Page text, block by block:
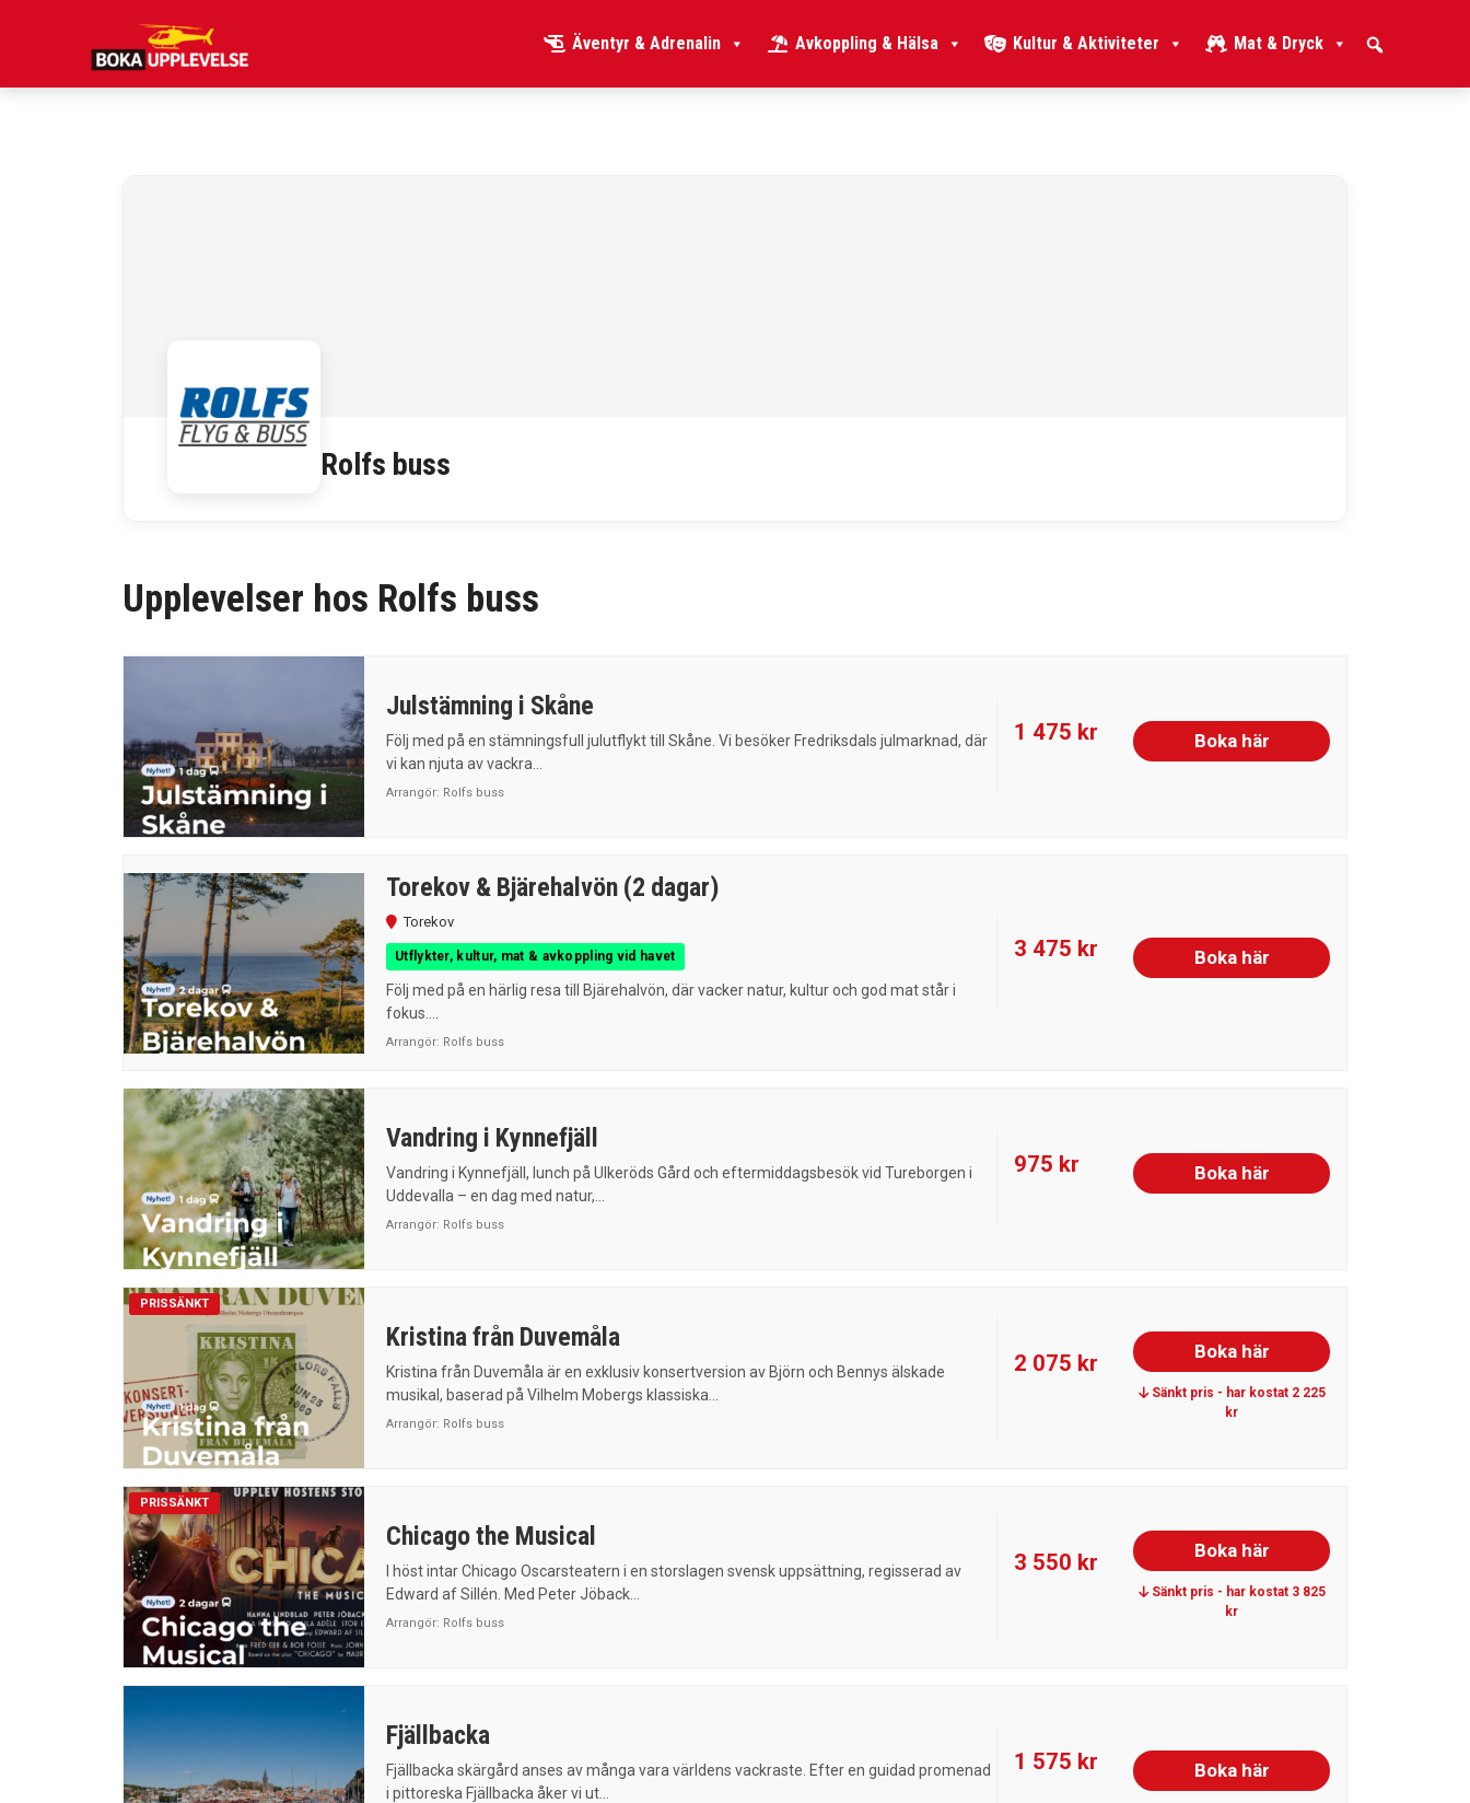
Äventyr & Adrenalin Avkoppling & Hälsa Kultur & Aktiviteter Mat & Dryck
Rolfs buss
Upplevelser hos Rolfs buss
Julstämning i Skåne
Följ med på en stämningsfull julutflykt till Skåne. Vi besöker Fredriksdals julmarknad, där
vi kan njuta av vackra...
Arrangör: Rolfs buss
1 475 kr Boka här
Torekov & Bjärehalvön (2 dagar)
Torekov
Utflykter, kultur, mat & avkoppling vid havet
Följ med på en härlig resa till Bjärehalvön, där vacker natur, kultur och god mat står i
fokus....
Arrangör: Rolfs buss
3 475 kr Boka här
Vandring i Kynnefjäll
Vandring i Kynnefjäll, lunch på Ulkeröds Gård och eftermiddagsbesök vid Tureborgen i
Uddevalla – en dag med natur,...
Arrangör: Rolfs buss
975 kr Boka här
PRISSÄNKT
Kristina från Duvemåla
Kristina från Duvemåla är en exklusiv konsertversion av Björn och Bennys älskade
musikal, baserad på Vilhelm Mobergs klassiska...
Arrangör: Rolfs buss
2 075 kr Boka här
Sänkt pris - har kostat 2 225
kr
PRISSÄNKT
Chicago the Musical
I höst intar Chicago Oscarsteatern i en storslagen svensk uppsättning, regisserad av
Edward af Sillén. Med Peter Jöback...
Arrangör: Rolfs buss
3 550 kr Boka här
Sänkt pris - har kostat 3 825
kr
Fjällbacka
Fjällbacka skärgård anses av många vara världens vackraste. Efter en guidad promenad
i pittoreska Fjällbacka åker vi ut...
1 575 kr Boka här